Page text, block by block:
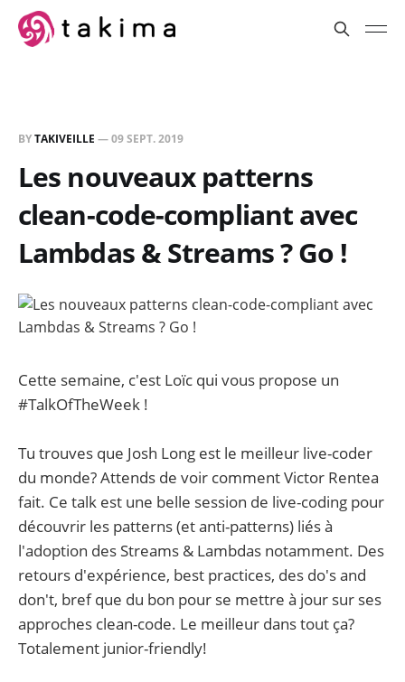
BYTAKIVEILLE —09 SEPT. 2019
Les nouveaux patterns
clean-code-compliant avec
Lambdas & Streams ? Go !
Cette semaine, c'est Loïc qui vous propose un
#TalkOfTheWeek !
Tu trouves que Josh Long est le meilleur live-coder
du monde? Attends de voir comment Victor Rentea
fait. Ce talk est une belle session de live-coding pour
découvrir les patterns (et anti-patterns) liés à
l'adoption des Streams & Lambdas notamment. Des
retours d'expérience, best practices, des do's and
don't, bref que du bon pour se mettre à jour sur ses
approches clean-code. Le meilleur dans tout ça?
Totalement junior-friendly!